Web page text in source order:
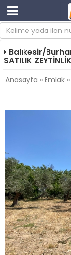
Balıkesir/
SATILIK ZEYTİNLİK
Anasayfa » Emlak »